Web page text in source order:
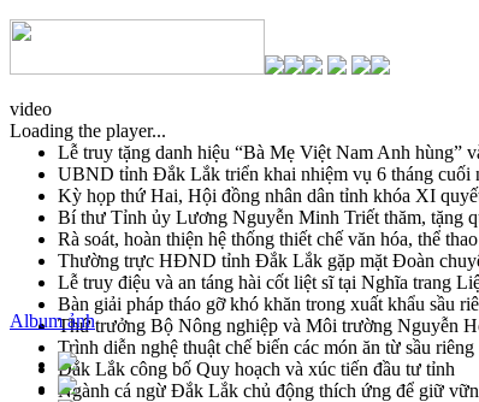
video
Loading the player...
Lễ truy tặng danh hiệu “Bà Mẹ Việt Nam Anh hùng”
UBND tỉnh Đắk Lắk triển khai nhiệm vụ 6 tháng cuối
Kỳ họp thứ Hai, Hội đồng nhân dân tỉnh khóa XI
Bí thư Tỉnh ủy Lương Nguyễn Minh Triết thăm, tặng
Rà soát, hoàn thiện hệ thống thiết chế văn hóa, thể
Thường trực HĐND tỉnh Đắk Lắk gặp mặt Đoàn
Lễ truy điệu và an táng hài cốt liệt sĩ tại Nghĩa trang
Bàn giải pháp tháo gỡ khó khăn trong xuất khẩu sầu
Thứ trưởng Bộ Nông nghiệp và Môi trường Nguyễn
Trình diễn nghệ thuật chế biến các món ăn từ sầu riêng
Đắk Lắk công bố Quy hoạch và xúc tiến đầu tư tỉnh
Ngành cá ngừ Đắk Lắk chủ động thích ứng để giữ
Album ảnh